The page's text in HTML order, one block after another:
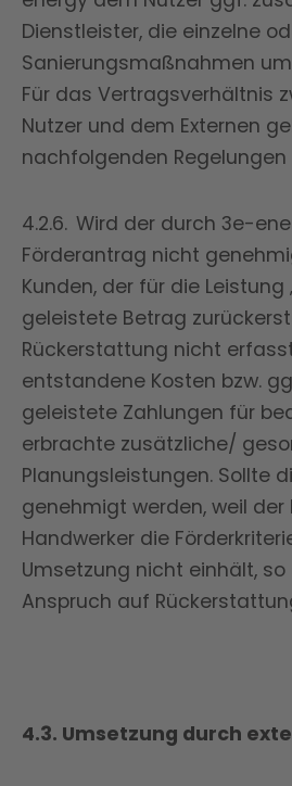
Dienstleister, die einzelne
Sanierungsmaßnahmen
Für das Vertragsverhältnis
Nutzer und dem Externen
nachfolgenden Regelungen
4.2.6. Wird der durch 3e-
Förderantrag nicht
Kunden, der für die Leistung
geleistete Betrag
Rückerstattung nicht
entstandene Kosten bzw.
geleistete Zahlungen für
erbrachte zusätzliche/
Planungsleistungen. Sollte
genehmigt werden, weil der
Handwerker die
Umsetzung nicht einhält,
Anspruch auf
4.3. Umsetzung durch